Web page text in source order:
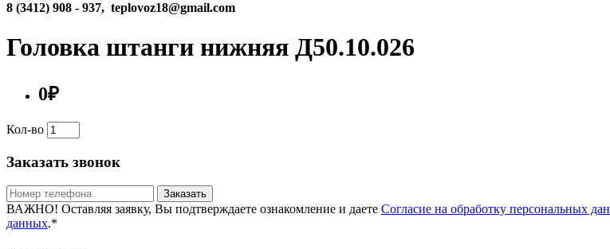
8 (3412) 908 - 937, teplovoz18@gmail.com
Головка штанги нижняя Д50.10.026
0₽
Кол-во
Заказать звонок
Заказать
ВАЖНО! Оставляя заявку, Вы подтверждаете ознакомление и даете Согласие на обработку персональных
данных.*